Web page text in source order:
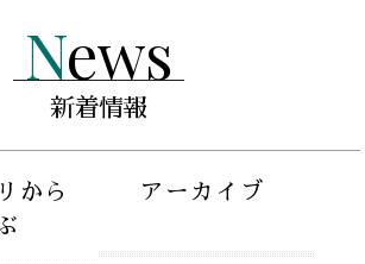
News
新着情報
から
アーカイブ